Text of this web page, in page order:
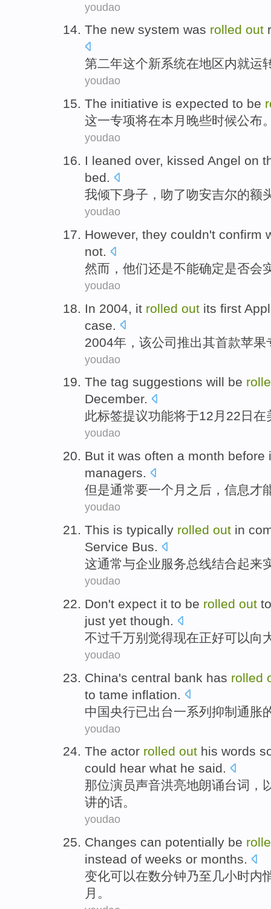
youdao
The new system was rolled out
第二年这个新系统在地区内就运
youdao
The initiative is expected to be
这一专项将在本月 晚些时候公布
youdao
I leaned over, kissed Angel on
bed.
我倾下身子， 吻了吻安吉尔的额
youdao
However, they couldn't confirm
not.
然而 ， 他们还是不能确定是否会
youdao
In 2004, it rolled out its first
case.
2004年，该公司推出其首款苹果
youdao
The tag suggestions will be
December.
此标签提议功能将于12月 22 日 在
youdao
But it was often a month before
managers.
但是通常要一个 月 之后 ，信息才
youdao
This is typically rolled out in
Service Bus.
这通常与企业服务总线结合起来
youdao
Don't expect it to be rolled out
just yet though.
不过千万别 觉得现在正好可以向
youdao
China's central bank has rolled
to tame inflation
中国央行已出台一系列抑制通胀
youdao
The actor rolled out his words
could hear what he said.
那位演员声音洪亮地朗诵台词 ，
讲的话。
youdao
Changes can potentially be
instead of weeks or months.
变化可以在数分钟乃至 几小时内
月。